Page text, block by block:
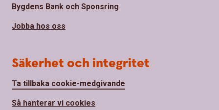
Bygdens Bank och Sponsring
Jobba hos oss
Säkerhet och integritet
Ta tillbaka cookie-medgivande
Så hanterar vi cookies